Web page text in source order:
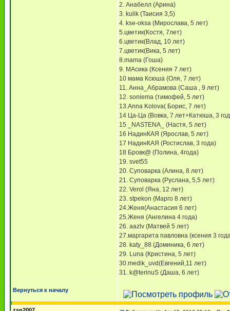
2. Анабелл (Арина)
3. kulik (Таисия 3,5)
4. kse-oksa (Мирослава, 5 лет)
5.цветик(Костя, 7лет)
6.цветик(Влад, 10 лет)
7.цветик(Вика, 5 лет)
8.mama (Гоша)
9. МАсика (Ксения 7 лет)
10 мама Ксюша (Оля, 7 лет)
11. Анна_Абрамова (Саша , 9 лет)
12. soniema (тимофей, 5 лет)
13.Anna Kolova( Борис, 7 лет)
14 Ца-Ца (Вовка, 7 лет+Катюша, 3
15 _NASTENA_ (Настя, 5 лет)
16 НадинКАЯ (Ярослав, 5 лет)
17 НадинКАЯ (Ростислав, 3 года)
18 Бровк@ (Полина, 4года)
19. svet55
20. Суповарка (Алина, 8 лет)
21. Суповарка (Руслана, 5,5 лет)
22. Verol (Яна, 12 лет)
23. stpekon (Марго 8 лет)
24.Женя(Анастасия 6 лет)
25.Женя (Ангелина 4 года)
26. aazlv (Матвей 5 лет)
27.маргарита павловна (ксения 3
28. katy_88 (Доминика, 6 лет)
29. Luna (Кристина, 5 лет)
30.medik_uvd(Евгений,11 лет)
31. k@terinuS (Даша, 6 лет)
Вернуться к началу